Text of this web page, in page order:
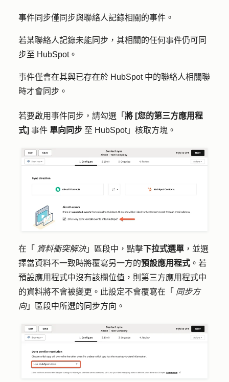
事件同步僅同步與聯絡人記錄相關的事件。
若某聯絡人記錄未能同步，其相關的任何事件仍可同
步至 HubSpot。
事件僅會在其與已存在於 HubSpot 中的聯絡人相關聯
時才會同步。
若要啟用事件同步，請勾選「 將 [您的第三方應用程
式] 事件 單向同步 至 HubSpot」核取方塊。
在「 資料衝突解決」區段中，點擊下拉式選單 ，並選
擇當資料不一致時將覆寫另一方的預設應用程式 。若
預設應用程式中沒有該欄位值，則第三方應用程式中
的資料將不會被變更。此設定不會覆寫在「 同步方
向」區段中所選的同步方向。